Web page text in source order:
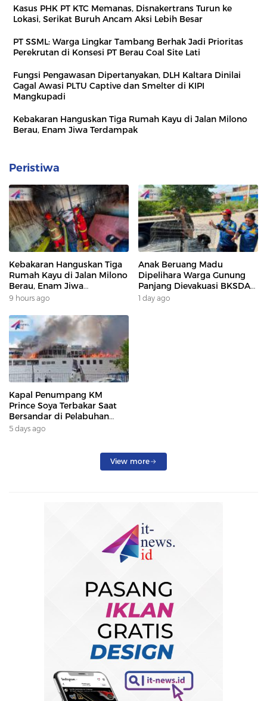
Kasus PHK PT KTC Memanas, Disnakertrans Turun ke
Lokasi, Serikat Buruh Ancam Aksi Lebih Besar
PT SSML: Warga Lingkar Tambang Berhak Jadi Prioritas
Perekrutan di Konsesi PT Berau Coal Site Lati
Fungsi Pengawasan Dipertanyakan, DLH Kaltara Dinilai
Gagal Awasi PLTU Captive dan Smelter di KIPI
Mangkupadi
Kebakaran Hanguskan Tiga Rumah Kayu di Jalan Milono
Berau, Enam Jiwa Terdampak
Peristiwa
Kebakaran Hanguskan Tiga
Rumah Kayu di Jalan Milono
Berau, Enam Jiwa
Terdampak
9 hours ago
Anak Beruang Madu
Dipelihara Warga Gunung
Panjang Dievakuasi BKSDA
Dan DAMKAR
1 day ago
Kapal Penumpang KM
Prince Soya Terbakar Saat
Bersandar di Pelabuhan
Samarinda, Keberangkatan
5 days ago
View more